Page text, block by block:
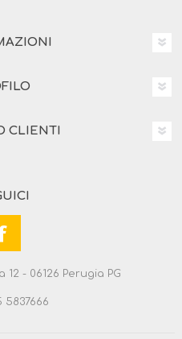
CLIENTI
- 06126 Perugia PG
5837666